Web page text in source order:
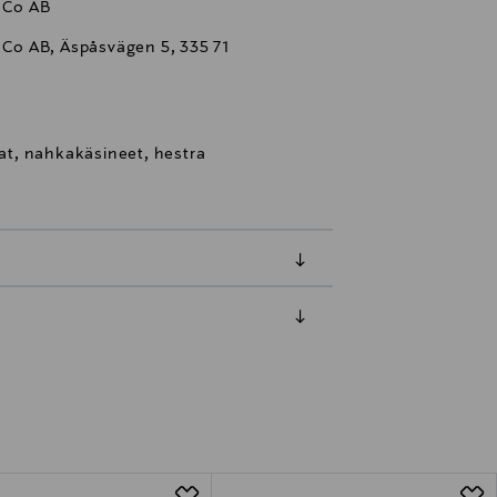
AB
AB, Äspåsvägen 5, 335 71
nahkakäsineet, hestra
valittuun osoitteeseen.